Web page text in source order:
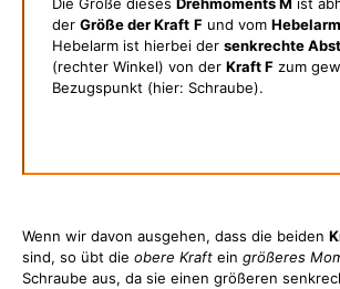
Die Größe dieses Drehmoments M ist
der Größe der Kraft F und vom
Hebelarm ist hierbei der senkrechte
(rechter Winkel) von der Kraft F zum
Bezugspunkt (hier: Schraube).
Wenn wir davon ausgehen, dass die beiden
sind, so übt die obere Kraft ein größeres
Schraube aus, da sie einen größeren